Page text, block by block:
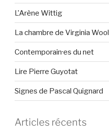
L'Arène Wittig
La chambre de Virginia
Contemporain·es du net
Lire Pierre Guyotat
Signes de Pascal Quignard
Articles récents